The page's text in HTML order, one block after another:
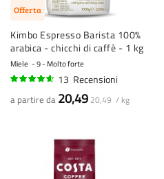
Offerta
Kimbo Espresso Barista 100%
arabica - chicchi di caffè - 1 kg
Miele 9 - Molto forte
13 Recensioni
a partire da 20,49 20,49 / kg